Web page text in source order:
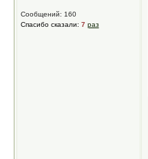
Сообщений: 160
Спасибо сказали: 7 раз